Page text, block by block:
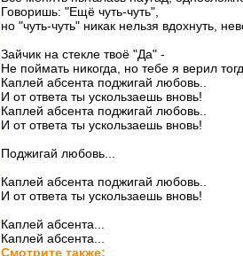
Говоришь: "Ещё чуть-чуть",
но "чуть-чуть" никак нельзя вдохнуть,
Зайчик на стекле твоё "Да" -
Не поймать никогда, но тебе я верил
Каплей абсента поджигай любовь..
И от ответа ты ускользаешь вновь!
Каплей абсента поджигай любовь..
И от ответа ты ускользаешь вновь!
Поджигай любовь...
Каплей абсента поджигай любовь..
И от ответа ты ускользаешь вновь!
Каплей абсента...
Каплей абсента...
Смотрите также: